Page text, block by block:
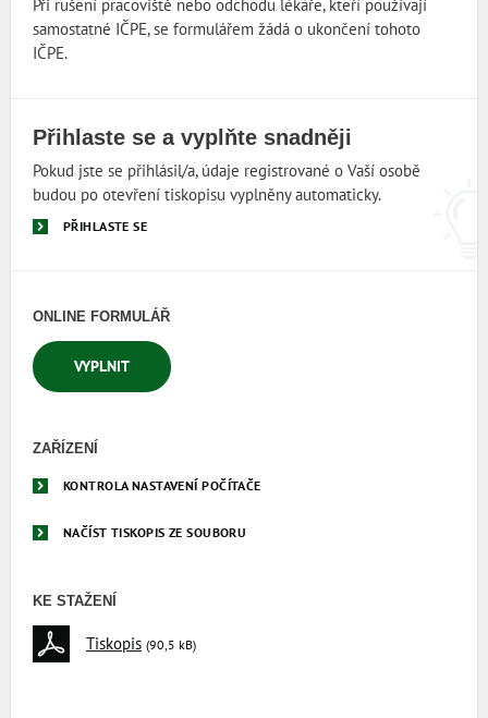
Při rušení pracoviště nebo odchodu lékaře, kteří používají
samostatné IČPE, se formulářem žádá o ukončení tohoto
IČPE.
Přihlaste se a vyplňte snadněji
Pokud jste se přihlásil/a, údaje registrované o Vaší osobě
budou po otevření tiskopisu vyplněny automaticky.
PŘIHLASTE SE
ONLINE FORMULÁŘ
VYPLNIT
ZAŘÍZENÍ
KONTROLA NASTAVENÍ POČÍTAČE
NAČÍST TISKOPIS ZE SOUBORU
KE STAŽENÍ
Tiskopis (90,5 kB)